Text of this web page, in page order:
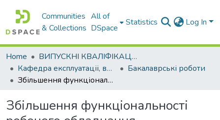
Communities
& Collections
All of
DSpace
Statistics Log In
Home
ВИПУСКНІ КВАЛІФІКАЦІЙНІ РОБОТИ
Кафедра експлуатаціі, випробувань, сервісу будівельних і дорожніх машин
Бакалаврські роботи
Збільшення функціональності робочого обладнання екскаватора
Збільшення функціональності